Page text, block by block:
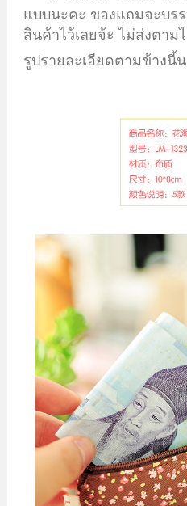
แบบนะคะ ของแถมจะบร
สินค้าไว้เลยจ้ะ ไม่ส่งตาม
รูปรายละเอียดตามข้างนี้